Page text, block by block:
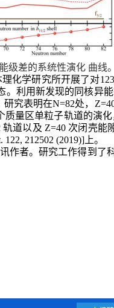
级差的系统性演化 曲线
化学研究所开展了对
。利用新发现的同核异
究表明在N=82处，
量区单粒子轨道的演化
道以及 Z=40 次闭壳能
212502 (2019)]上。
作者。研究工作得到了